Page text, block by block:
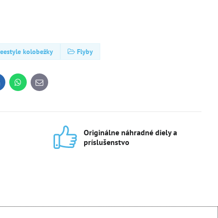
kolobežky Flyby
WhatsApp
E-
mail
Originálne náhradné diely a
príslušenstvo